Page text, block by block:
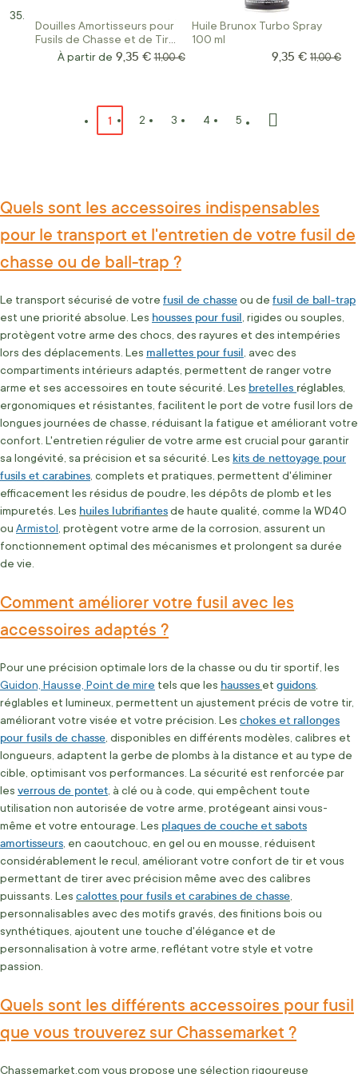
Douilles Amortisseurs pour
Fusils de Chasse et de Tir
SportifÀ partir de 9,35 € Prix normal
11,00 €
Huile Brunox Turbo Spray
100 ml
Prix Spécial
9,35 € Prix
11,00 €
Vous lisez actuellement la page
1 Page
2 Page
3 Page
4 Page
5
Quels sont les accessoires indispensables
pour le transport et l'entretien de votre fusil de
chasse ou de ball-trap ?
Le transport sécurisé de votre fusil de chasseou de fusil de ball-trap
est une priorité absolue. Les housses pour fusil , rigides ou souples,
protègent votre arme des chocs, des rayures et des intempéries
lors des déplacements. Les mallettes pour fusil , avec des
compartiments intérieurs adaptés, permettent de ranger votre
arme et ses accessoires en toute sécurité. Les bretelles réglables
ergonomiques et résistantes, facilitent le port de votre fusil lors de
longues journées de chasse, réduisant la fatigue et améliorant votre
confort. L'entretien régulier de votre arme est crucial pour garantir
sa longévité, sa précision et sa sécurité. Les kits de nettoyage pour
fusils et carabines , complets et pratiques, permettent d'éliminer
efficacement les résidus de poudre, les dépôts de plomb et les
impuretés. Les huiles lubrifiantesde haute qualité, comme la WD40
ou Armistol , protègent votre arme de la corrosion, assurent un
fonctionnement optimal des mécanismes et prolongent sa durée
de vie.
Comment améliorer votre fusil avec les
accessoires adaptés ?
Pour une précision optimale lors de la chasse ou du tir sportif, les
Guidon, Hausse, Point de mire tels que les hausses et guidons
réglables et lumineux, permettent un ajustement précis de votre tir,
améliorant votre visée et votre précision. Les chokes et rallonges
pour fusils de chasse , disponibles en différents modèles, calibres et
longueurs, adaptent la gerbe de plombs à la distance et au type de
cible, optimisant vos performances. La sécurité est renforcée par
les verrous de pontet , à clé ou à code, qui empêchent toute
utilisation non autorisée de votre arme, protégeant ainsi vous-
même et votre entourage. Les plaques de couche et sabots
amortisseurs , en caoutchouc, en gel ou en mousse, réduisent
considérablement le recul, améliorant votre confort de tir et vous
permettant de tirer avec précision même avec des calibres
puissants. Les calottes pour fusils et carabines de chasse
personnalisables avec des motifs gravés, des finitions bois ou
synthétiques, ajoutent une touche d'élégance et de
personnalisation à votre arme, reflétant votre style et votre
passion.
Quels sont les différents accessoires pour fusil
que vous trouverez sur Chassemarket ?
Chassemarket.com vous propose une sélection rigoureuse